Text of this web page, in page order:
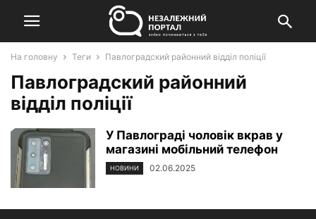
На головну Теги Павлоградский районний відділ поліції
Павлоградский районний
відділ поліції
У Павлограді чоловік вкрав у
магазині мобільний телефон
НОВИНИ 02.06.2025